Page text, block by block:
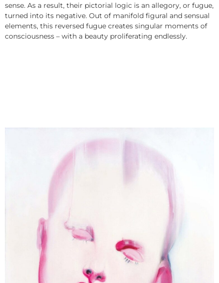
sense. As a result, their pictorial logic is an allegory, or fugue,
turned into its negative. Out of manifold figural and sensual
elements, this reversed fugue creates singular moments of
consciousness – with a beauty proliferating endlessly.